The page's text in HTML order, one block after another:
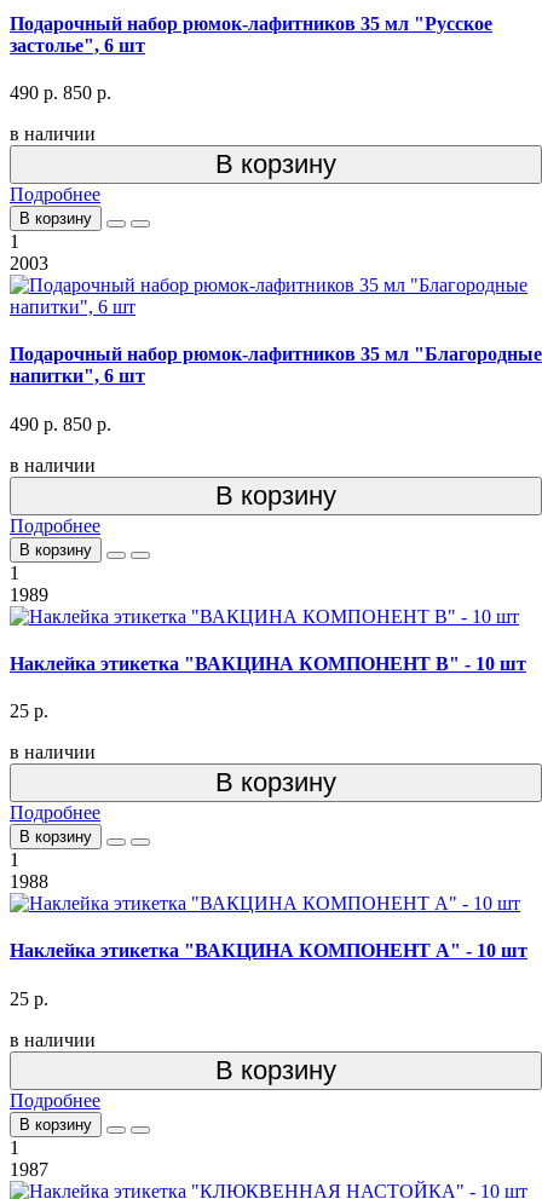
Подарочный набор рюмок-лафитников 35 мл "Русское
застолье", 6 шт
490 р. 850 р.
в наличии
В корзину
Подробнее
В корзину
1
2003
Подарочный набор рюмок-лафитников 35 мл "Благородные
напитки", 6 шт
490 р. 850 р.
в наличии
В корзину
Подробнее
В корзину
1
1989
Наклейка этикетка "ВАКЦИНА КОМПОНЕНТ В" - 10 шт
25 р.
в наличии
В корзину
Подробнее
В корзину
1
1988
Наклейка этикетка "ВАКЦИНА КОМПОНЕНТ А" - 10 шт
25 р.
в наличии
В корзину
Подробнее
В корзину
1
1987